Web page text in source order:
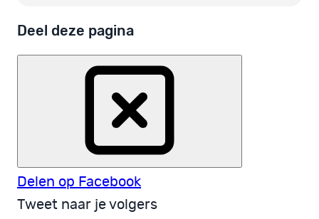
Deel deze pagina
Delen op Facebook
Tweet naar je volgers